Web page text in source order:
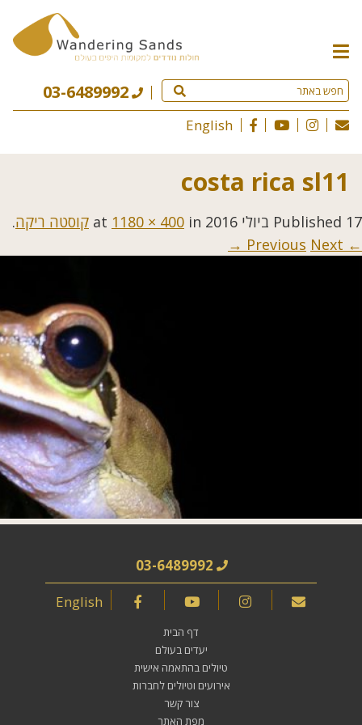
תפריט
האתר
03-6489992
English
costa rica sl11
Published 17 ביולי 2016 1180 × 400 in קוסטה ריקה.
← Previous
Next →
03-6489992
English
דף הבית
יעדים בעולם
טיולים בהתאמה אישית
אירועים וטיולים לחברות
צור קשר
מפת האתר